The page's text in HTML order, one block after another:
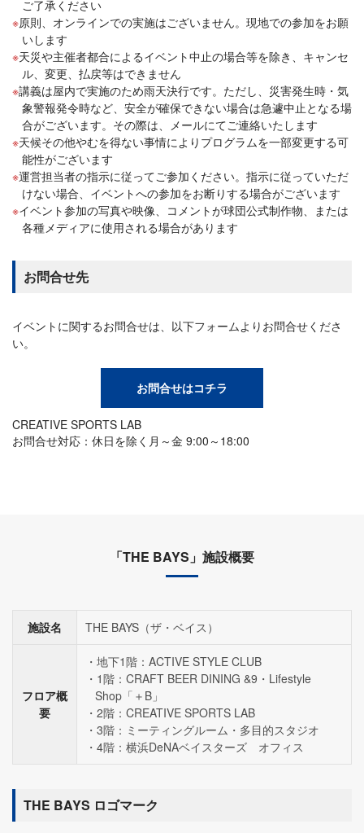
ご了承ください
原則、オンラインでの実施はございません。現地での参加をお願
いします
天災や主催者都合によるイベント中止の場合等を除き、キャンセ
ル、変更、払戻等はできません
講義は屋内で実施のため雨天決行です。ただし、災害発生時・気
象警報発令時など、安全が確保できない場合は急遽中止となる場
合がございます。その際は、メールにてご連絡いたします
天候その他やむを得ない事情によりプログラムを一部変更する可
能性がございます
運営担当者の指示に従ってご参加ください。指示に従っていただ
けない場合、イベントへの参加をお断りする場合がございます
イベント参加の写真や映像、コメントが球団公式制作物、または
各種メディアに使用される場合があります
お問合せ先
イベントに関するお問合せは、以下フォームよりお問合せくださ
い。
お問合せはコチラ
CREATIVE SPORTS LAB
お問合せ対応：休日を除く月～金 9:00～18:00
「THE BAYS」施設概要
施設名 THE BAYS（ザ・ベイス）
フロア概
要
地下1階：ACTIVE STYLE CLUB
1階：CRAFT BEER DINING &9・Lifestyle
Shop「＋B」
2階：CREATIVE SPORTS LAB
3階：ミーティングルーム・多目的スタジオ
4階：横浜DeNAベイスターズ オフィス
THE BAYS ロゴマーク